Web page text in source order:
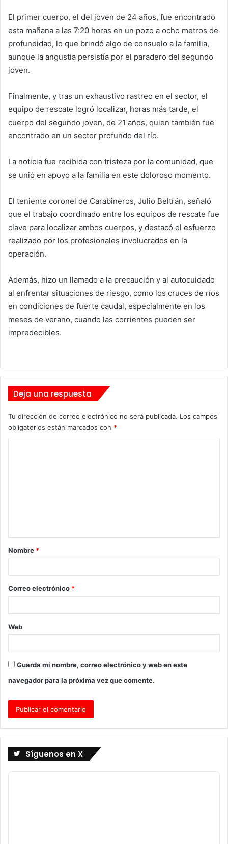
El primer cuerpo, el del joven de 24 años, fue encontrado
esta mañana a las 7:20 horas en un pozo a ocho metros de
profundidad, lo que brindó algo de consuelo a la familia,
aunque la angustia persistía por el paradero del segundo
joven.
Finalmente, y tras un exhaustivo rastreo en el sector, el
equipo de rescate logró localizar, horas más tarde, el
cuerpo del segundo joven, de 21 años, quien también fue
encontrado en un sector profundo del río.
La noticia fue recibida con tristeza por la comunidad, que
se unió en apoyo a la familia en este doloroso momento.
El teniente coronel de Carabineros, Julio Beltrán, señaló
que el trabajo coordinado entre los equipos de rescate fue
clave para localizar ambos cuerpos, y destacó el esfuerzo
realizado por los profesionales involucrados en la
operación.
Además, hizo un llamado a la precaución y al autocuidado
al enfrentar situaciones de riesgo, como los cruces de ríos
en condiciones de fuerte caudal, especialmente en los
meses de verano, cuando las corrientes pueden ser
impredecibles.
Deja una respuesta
Tu dirección de correo electrónico no será publicada. Los campos
obligatorios están marcados con *
a
r
*
Nombre *
Correo electrónico *
Web
Guarda mi nombre, correo electrónico y web en este
navegador para la próxima vez que comente.
Síguenos en X